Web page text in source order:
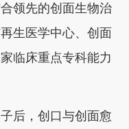
领先的创面生物治
生医学中心、创面
临床重点专科能力
后，创口与创面愈